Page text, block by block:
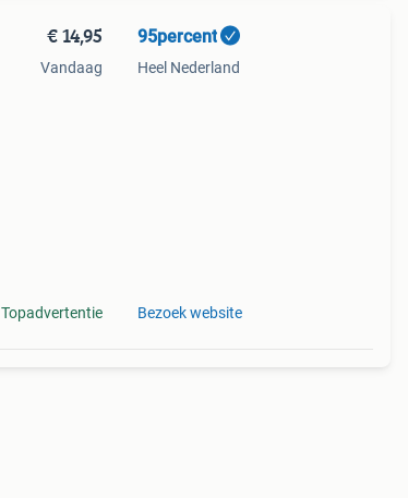
€ 14,95
Vandaag
Topadvertentie
95percent
Heel Nederland
Bezoek website